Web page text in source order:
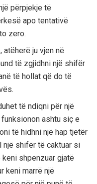
përpjekje të
apo tentativë
zero.
atëherë ju vjen në
të zgjidhni një shifër
të hollat që do të
të ndiqni për një
ashtu siç e
të hidhni një hap tjetër
një shifër të caktuar si
shpenzuar gjatë
keni marrë një